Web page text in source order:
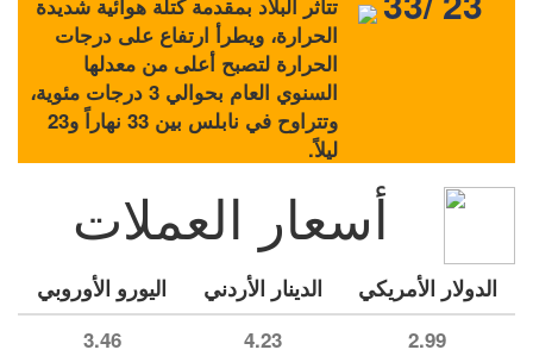
تتأثر البلاد بمقدمة كتلة هوائية شديدة
الحرارة، ويطرأ ارتفاع على درجات
الحرارة لتصبح أعلى من معدلها
السنوي العام بحوالي 3 درجات مئوية،
وتتراوح في نابلس بين 33 نهاراً و23
ليلاً.
أسعار العملات
الدولار الأمريكي الدينار الأردني اليورو الأوروبي
2.99
4.23
3.46